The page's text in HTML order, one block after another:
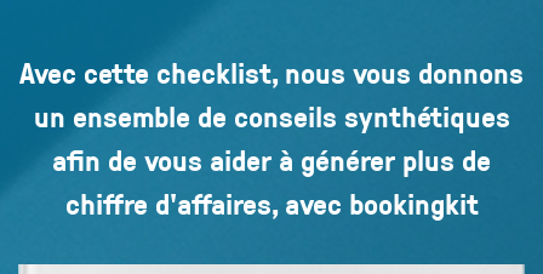
Avec cette checklist, nous vous donnons
un ensemble de conseils synthétiques
afin de vous aider à générer plus de
chiffre d'affaires, avec bookingkit